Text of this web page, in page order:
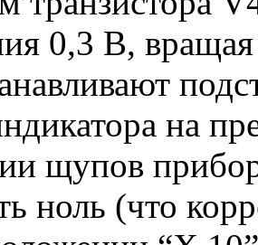
0,3 В,
на
щупов
ноль (что